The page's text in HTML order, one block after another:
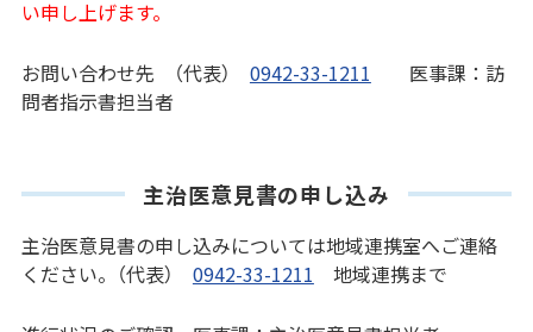
い申し上げます。
お問い合わせ先 （代表） 0942-33-1211 医事課：訪
問者指示書担当者
主治医意見書の申し込み
主治医意見書の申し込みについては地域連携室へご連絡
ください。（代表） 0942-33-1211 地域連携まで